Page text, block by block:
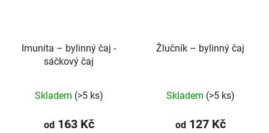
Imunita –⁠⁠⁠⁠⁠ bylinný čaj -
sáčkový čaj
Skladem (>5 ks)
od163 Kč
Žlučník – bylinný čaj
hodnocení
produktu
Skladem (>5 ks)
od127 Kč